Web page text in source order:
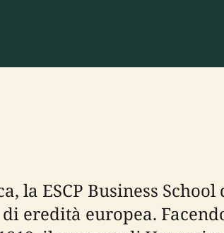
la ESCP Business
europea.